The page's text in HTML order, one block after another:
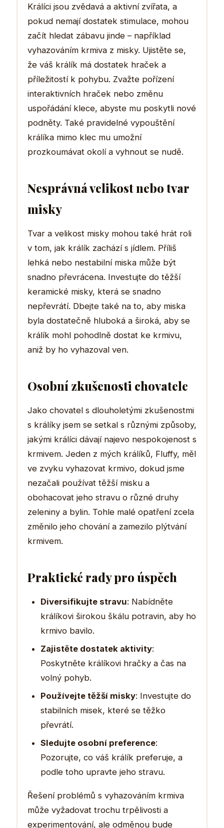
Králíci jsou zvědavá a aktivní zvířata, a
pokud nemají dostatek stimulace, mohou
začít hledat zábavu jinde – například
vyhazováním krmiva z misky. Ujistěte se,
že váš králík má dostatek hraček a
příležitostí k pohybu. Zvažte pořízení
interaktivních hraček nebo změnu
uspořádání klece, abyste mu poskytli nové
podněty. Také pravidelné vypouštění
králíka mimo klec mu umožní
prozkoumávat okolí a vyhnout se nudě.
Nesprávná velikost nebo tvar
misky
Tvar a velikost misky mohou také hrát roli
v tom, jak králík zachází s jídlem. Příliš
lehká nebo nestabilní miska může být
snadno převrácena. Investujte do těžší
keramické misky, která se snadno
nepřevrátí. Dbejte také na to, aby miska
byla dostatečně hluboká a široká, aby se
králík mohl pohodlně dostat ke krmivu,
aniž by ho vyhazoval ven.
Osobní zkušenosti chovatele
Jako chovatel s dlouholetými zkušenostmi
s králíky jsem se setkal s různými způsoby,
jakými králíci dávají najevo nespokojenost s
krmivem. Jeden z mých králíků, Fluffy, měl
ve zvyku vyhazovat krmivo, dokud jsme
nezačali používat těžší misku a
obohacovat jeho stravu o různé druhy
zeleniny a bylin. Tohle malé opatření zcela
změnilo jeho chování a zamezilo plýtvání
krmivem.
Praktické rady pro úspěch
Diversifikujte stravu: Nabídněte
králíkovi širokou škálu potravin, aby ho
krmivo bavilo.
Zajistěte dostatek aktivity:
Poskytněte králíkovi hračky a čas na
volný pohyb.
Používejte těžší misky: Investujte do
stabilních misek, které se těžko
převrátí.
Sledujte osobní preference:
Pozorujte, co váš králík preferuje, a
podle toho upravte jeho stravu.
Řešení problémů s vyhazováním krmiva
může vyžadovat trochu trpělivosti a
experimentování, ale odměnou bude